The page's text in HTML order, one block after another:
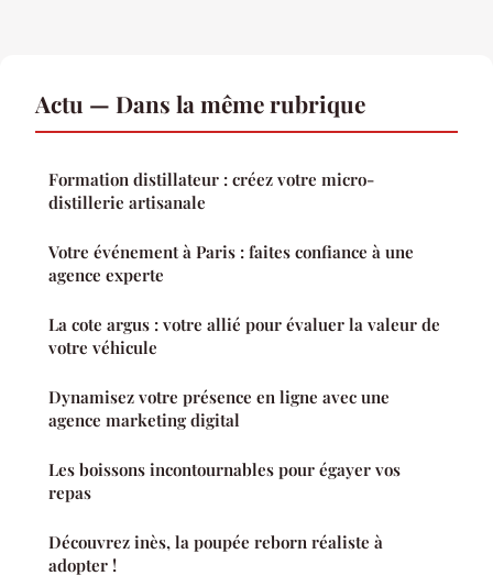
Actu — Dans la même rubrique
Formation distillateur : créez votre micro-
distillerie artisanale
Votre événement à Paris : faites confiance à une
agence experte
La cote argus : votre allié pour évaluer la valeur de
votre véhicule
Dynamisez votre présence en ligne avec une
agence marketing digital
Les boissons incontournables pour égayer vos
repas
Découvrez inès, la poupée reborn réaliste à
adopter !